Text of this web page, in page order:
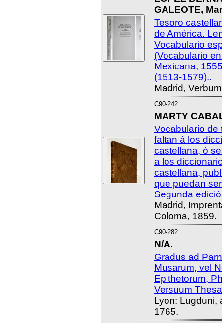
GALEOTE,
Tesoro
de América.
Vocabulario
(Vocabulario
Mexicana,
(1513-1579)..
Madrid,
C90-242
MARTY
Vocabulario de
faltan á los
castellana, ó
a los
castellana,
que puedan
Segunda
Madrid,
Coloma, 1859.
C90-282
N/A.
Gradus ad
Musarum, vel
Epithetorum,
Versuum
Lyon: Lugduni,
1765.